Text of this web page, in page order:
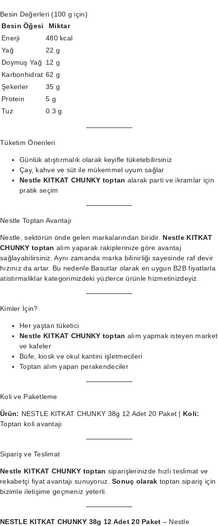
Besin Değerleri (100 g için)
Besin Öğesi
Miktar
Enerji
480 kcal
Yağ
22 g
Doymuş Yağ
12 g
Karbonhidrat 62 g
Şekerler
35 g
Protein
5 g
Tuz
0.3 g
Tüketim Önerileri
Günlük atıştırmalık olarak keyifle tüketebilirsiniz
Çay, kahve ve süt ile mükemmel uyum sağlar
Nestle KITKAT CHUNKY toptan alarak parti ve ikramlar için
pratik seçim
Nestle Toptan Avantajı
Nestle, sektörün önde gelen markalarından biridir. Nestle KITKAT
CHUNKY toptan alım yaparak rakiplerinize göre avantaj
sağlayabilirsiniz. Aynı zamanda marka bilinirliği sayesinde raf devir
hızınız da artar. Bu nedenle Basutlar olarak en uygun B2B fiyatlarla
atistirmaliklar kategorimizdeki yüzlerce ürünle hizmetinizdeyiz.
Kimler İçin?
Her yaştan tüketici
Nestle KITKAT CHUNKY toptan alım yapmak isteyen market
ve kafeler
Büfe, kiosk ve okul kantini işletmecileri
Toptan alım yapan perakendeciler
Koli ve Paketleme
Ürün: NESTLE KITKAT CHUNKY 38g 12 Adet 20 Paket | Koli:
Toptan koli avantajı
Sipariş ve Teslimat
Nestle KITKAT CHUNKY toptan siparişlerinizde hızlı teslimat ve
rekabetçi fiyat avantajı sunuyoruz.Sonuç olarak toptan sipariş için
bizimle iletişime geçmeniz yeterli.
NESTLE KITKAT CHUNKY 38g 12 Adet 20 Paket – Nestle